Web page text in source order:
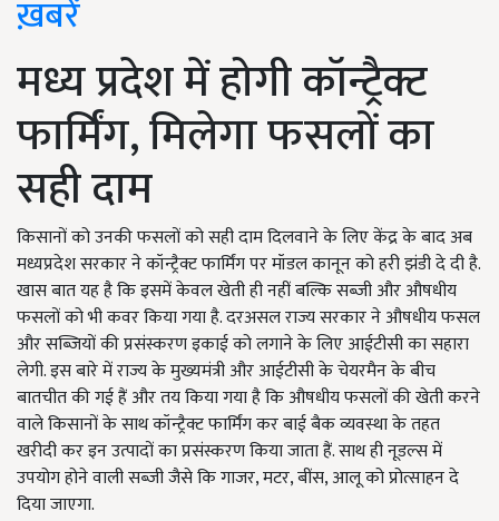
ख़बरें
मध्य प्रदेश में होगी कॉन्ट्रैक्ट
फार्मिंग, मिलेगा फसलों का
सही दाम
किसानों को उनकी फसलों को सही दाम दिलवाने के लिए केंद्र के बाद अब
मध्यप्रदेश सरकार ने कॉन्ट्रैक्ट फार्मिंग पर मॉडल कानून को हरी झंडी दे दी है.
खास बात यह है कि इसमें केवल खेती ही नहीं बल्कि सब्जी और औषधीय
फसलों को भी कवर किया गया है. दरअसल राज्य सरकार ने औषधीय फसल
और सब्जियों की प्रसंस्करण इकाई को लगाने के लिए आईटीसी का सहारा
लेगी. इस बारे में राज्य के मुख्यमंत्री और आईटीसी के चेयरमैन के बीच
बातचीत की गई हैं और तय किया गया है कि औषधीय फसलों की खेती करने
वाले किसानों के साथ कॉन्ट्रैक्ट फार्मिंग कर बाई बैक व्यवस्था के तहत
खरीदी कर इन उत्पादों का प्रसंस्करण किया जाता हैं. साथ ही नूडल्स में
उपयोग होने वाली सब्जी जैसे कि गाजर, मटर, बींस, आलू को प्रोत्साहन दे
दिया जाएगा.